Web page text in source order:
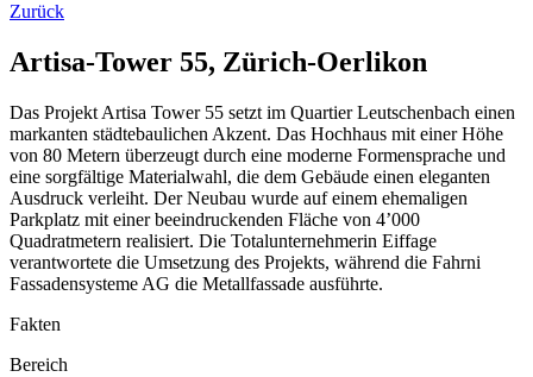
Zurück
Artisa-Tower 55, Zürich-Oerlikon
Das Projekt Artisa Tower 55 setzt im Quartier Leutschenbach einen
markanten städtebaulichen Akzent. Das Hochhaus mit einer Höhe
von 80 Metern überzeugt durch eine moderne Formensprache und
eine sorgfältige Materialwahl, die dem Gebäude einen eleganten
Ausdruck verleiht. Der Neubau wurde auf einem ehemaligen
Parkplatz mit einer beeindruckenden Fläche von 4’000
Quadratmetern realisiert. Die Totalunternehmerin Eiffage
verantwortete die Umsetzung des Projekts, während die Fahrni
Fassadensysteme AG die Metallfassade ausführte.
Fakten
Bereich